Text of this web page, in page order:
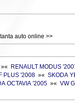
auto online >>
»« RENAULT MODUS
PLUS '2008 »« SKODA
OCTAVIA '2005 »« VW